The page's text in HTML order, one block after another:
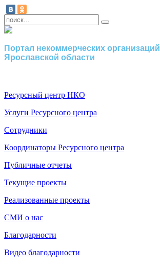
Портал некоммерческих организаций
Ярославской области
Ресурсный центр НКО
Услуги Ресурсного центра
Сотрудники
Координаторы Ресурсного центра
Публичные отчеты
Текущие проекты
Реализованные проекты
СМИ о нас
Благодарности
Видео благодарности